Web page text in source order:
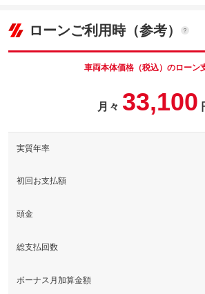
車両本体価
248
す。※人気の数字等は、抽選になるこ
備考
ローンご利用時（参考）
車両本体価格（税込）のローン
月々 33,100
実質年率
初回お支払額
頭金
総支払回数
ボーナス月加算金額